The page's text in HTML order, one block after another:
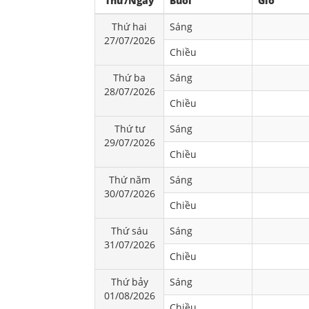
Thứ hai
27/07/2026
Sáng
Chiều
Thứ ba
28/07/2026
Sáng
Chiều
Thứ tư
29/07/2026
Sáng
Chiều
Thứ năm
30/07/2026
Sáng
Chiều
Thứ sáu
31/07/2026
Sáng
Chiều
Thứ bảy
01/08/2026
Sáng